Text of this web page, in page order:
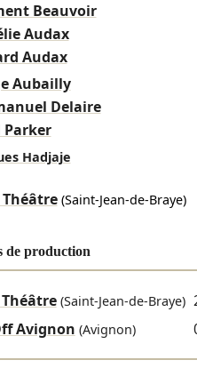
Beauvoir
Audax
Audax
Aubailly
Delaire
Parker
Hadjaje
(Saint-Jean-de-Braye)
de production
(Saint-Jean-de-Braye)
Avignon (Avignon)